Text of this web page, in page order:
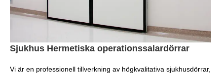
Sjukhus Hermetiska operationssalardörrar
Vi är en professionell tillverkning av högkvalitativa sjukhusdörrar,